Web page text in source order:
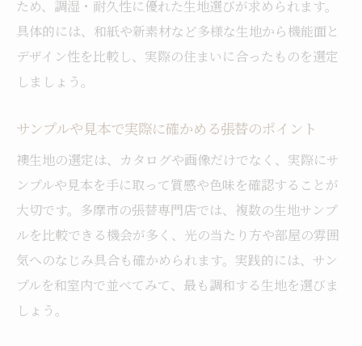
張替で和室の美観を長く保つメンテナンス
法
耐久性の高い張替生地で和室を守る方法
美しさを保つための張替時の注意ポイント
張替生地の手入れで長持ちを実現するコツ
日常でできる張替後の襖生地ケア方法
ため、調湿・耐久性に優れた生地選びが求められます。
具体的には、和紙や新素材など多様な生地から機能面と
デザイン性を比較し、実際の住まいに合ったものを選定
しましょう。
サンプルや見本で実際に確かめる張替のポイント
襖生地の選定は、カタログや画像だけでなく、実際にサ
ンプルや見本を手に取って質感や色味を確認することが
大切です。多摩市の張替専門店では、複数の生地サンプ
ルを比較できる機会が多く、光の当たり方や部屋の雰囲
気へのなじみ具合も確かめられます。実践的には、サン
プルを和室内で並べてみて、最も調和する生地を選びま
しょう。